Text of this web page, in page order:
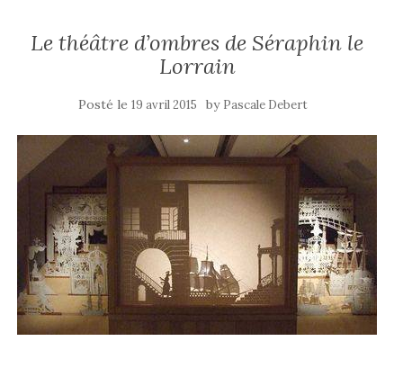
Le théâtre d’ombres de Séraphin le
Lorrain
Posté le 19 avril 2015 by Pascale Debert